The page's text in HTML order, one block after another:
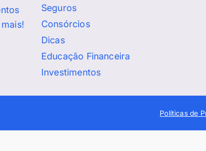
Seguros
Consórcios
Dicas
Educação Financeira
Investimentos
Políticas de